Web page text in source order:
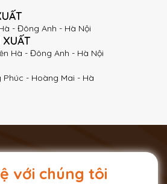
- Đông Anh - Hà Nội
XUẤT
Hà - Đông Anh - Hà Nội
Phúc - Hoàng Mai - Hà
với chúng tôi